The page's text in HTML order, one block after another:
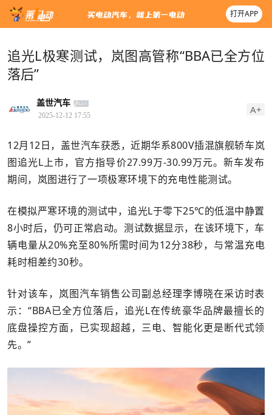
打开APP
追光L极寒测试，岚图高管称“BBA已全方位
落后”
盖世汽车
2025-12-12 17:55 A+
12月12日，盖世汽车获悉，近期华系800V插混旗舰轿车岚
图追光L上市，官方指导价27.99万-30.99万元。新车发布
期间，岚图进行了一项极寒环境下的充电性能测试。
在模拟严寒环境的测试中，追光L于零下25℃的低温中静置
8小时后，仍可正常启动。测试数据显示，在该环境下，车
辆电量从20%充至80%所需时间为12分38秒，与常温充电
耗时相差约30秒。
针对该车，岚图汽车销售公司副总经理李博晓在采访时表
示：“BBA已全方位落后，追光L在传统豪华品牌最擅长的
底盘操控方面，已实现超越，三电、智能化更是断代式领
先。”